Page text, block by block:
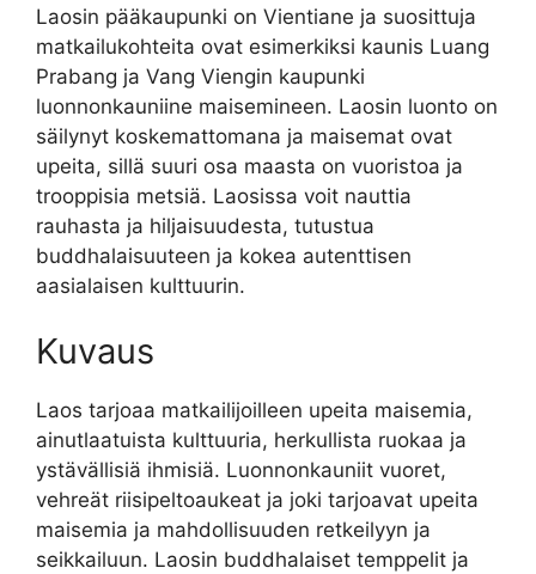
Laosin pääkaupunki on Vientiane ja suosittuja
matkailukohteita ovat esimerkiksi kaunis Luang
Prabang ja Vang Viengin kaupunki
luonnonkauniine maisemineen. Laosin luonto on
säilynyt koskemattomana ja maisemat ovat
upeita, sillä suuri osa maasta on vuoristoa ja
trooppisia metsiä. Laosissa voit nauttia
rauhasta ja hiljaisuudesta, tutustua
buddhalaisuuteen ja kokea autenttisen
aasialaisen kulttuurin.
Kuvaus
Laos tarjoaa matkailijoilleen upeita maisemia,
ainutlaatuista kulttuuria, herkullista ruokaa ja
ystävällisiä ihmisiä. Luonnonkauniit vuoret,
vehreät riisipeltoaukeat ja joki tarjoavat upeita
maisemia ja mahdollisuuden retkeilyyn ja
seikkailuun. Laosin buddhalaiset temppelit ja